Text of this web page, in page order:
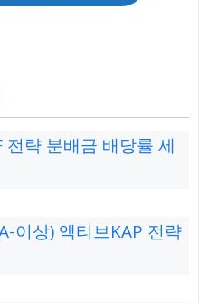
전략 분배금 배당률 세
이상) 액티브KAP 전략